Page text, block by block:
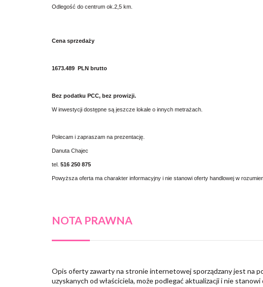
Odlegość do centrum ok.2,5 km.
Cena sprzedaży
1673.489 PLN brutto
Bez podatku PCC, bez prowizji.
W inwestycji dostępne są jeszcze lokale o innych metrażach.
Polecam i zapraszam na prezentację.
Danuta Chajec
tel. 516 250 875
Powyższa oferta ma charakter informacyjny i nie stanowi oferty handlowej w
NOTA PRAWNA
Opis oferty zawarty na stronie internetowej sporządzany jest na
uzyskanych od właściciela, może podlegać aktualizacji i nie